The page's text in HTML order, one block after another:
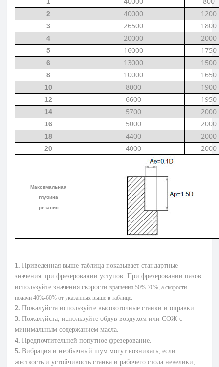
2 40000 1200
3 26500 1800
4 20000 2000
5 16000 1750
6 13000 1500
8 10000 1650
10 8000 1900
12 6600 1950
14 5700 2000
16 5000 2000
18 4400 2000
20 4000 2000
Максимальная
глубина
резания
1. Приведенная выше таблица показывает стандартные
значения при фрезеровании уступов. При фрезеровании пазов
используйте значения скорости вращения 50%-70%, а скорости
подачи 40%-60% от указанных выше в таблице.
2. Пожалуйста используйте высокоточные станки и оправки.
3. Пожалуйста, используйте обдув воздухом или СОЖ с
минимальным содержанием масла.
4. Предпочтительней попутное фрезерование.
5. Вибрация и необычный шум могут возникать, если
жесткость и устойчивость станка и рабочего стола невелики,